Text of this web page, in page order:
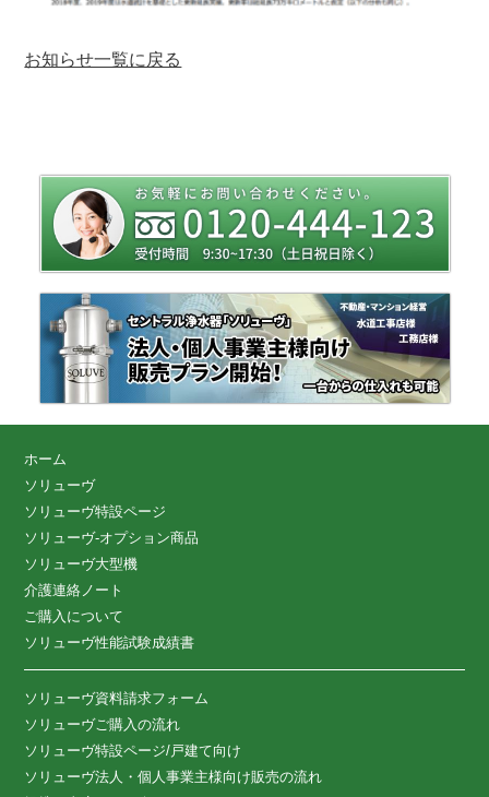
お知らせ一覧に戻る
ホーム
ソリューヴ
ソリューヴ特設ページ
ソリューヴ-オプション商品
ソリューヴ大型機
介護連絡ノート
ご購入について
ソリューヴ性能試験成績書
ソリューヴ資料請求フォーム
ソリューヴご購入の流れ
ソリューヴ特設ページ/戸建て向け
ソリューヴ法人・個人事業主様向け販売の流れ